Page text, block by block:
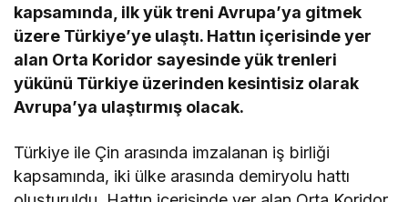
kapsamında, ilk yük treni Avrupa’ya gitmek
üzere Türkiye’ye ulaştı. Hattın içerisinde yer
alan Orta Koridor sayesinde yük trenleri
yükünü Türkiye üzerinden kesintisiz olarak
Avrupa’ya ulaştırmış olacak.
Türkiye ile Çin arasında imzalanan iş birliği
kapsamında, iki ülke arasında demiryolu hattı